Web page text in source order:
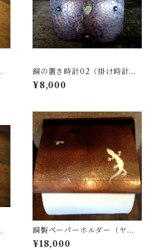
銅の置き時計02（掛け時計に
もなります）
¥8,000
銅製ペーパーホルダー（ヤモ
リ）
¥18,000